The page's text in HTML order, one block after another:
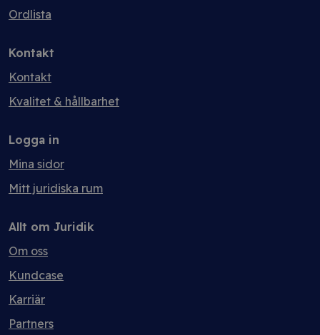
Ordlista
Kontakt
Kontakt
Kvalitet & hållbarhet
Logga in
Mina sidor
Mitt juridiska rum
Allt om Juridik
Om oss
Kundcase
Karriär
Partners